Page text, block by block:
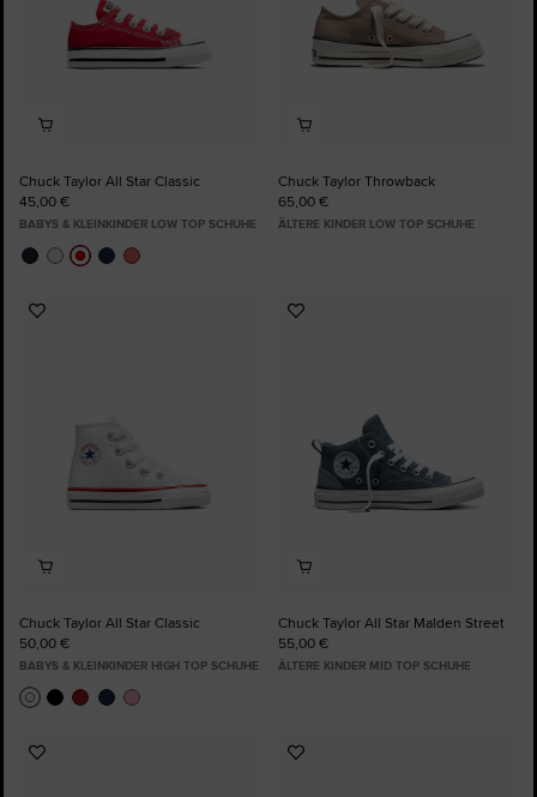
Chuck Taylor All Star Classic
45,00 €
BABYS & KLEINKINDER LOW TOP SCHUHE
Chuck Taylor Throwback
65,00 €
ÄLTERE KINDER LOW TOP SCHUHE
Zu
Chuck Taylor All Star Classic
50,00 €
BABYS & KLEINKINDER HIGH TOP SCHUHE
Zu
Chuck Taylor All Star Malden Street
55,00 €
ÄLTERE KINDER MID TOP SCHUHE
Zu
Zu